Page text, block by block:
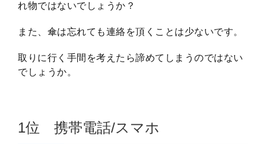
れ物ではないでしょうか？
また、傘は忘れても連絡を頂くことは少ないです。
取りに行く手間を考えたら諦めてしまうのではない
でしょうか。
1位 携帯電話/スマホ